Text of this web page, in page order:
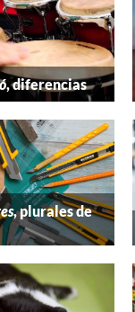
, diferencias
, plurales de